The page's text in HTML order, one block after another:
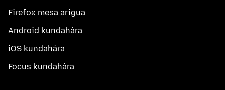
Firefox mesa arigua
Android kundahára
iOS kundahára
Focus kundahára